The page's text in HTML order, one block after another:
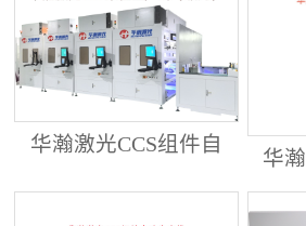
华瀚激光CCS组件自
动生产线（纵向线）
华
射